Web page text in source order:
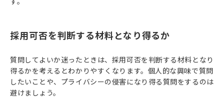
採用可否を判断する材料となり得るか
質問してよいか迷ったときは、採用可否を判断する材料となり
得るかを考えるとわかりやすくなります。個人的な興味で質問
したいことや、プライバシーの侵害になり得る質問をするのは
避けましょう。